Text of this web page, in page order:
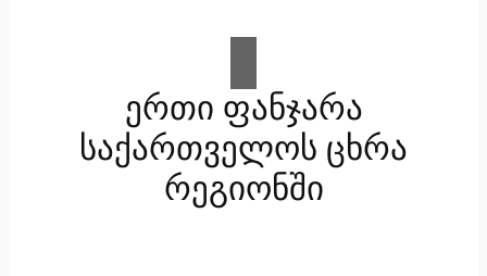
ერთი ფანჯარა
საქართველოს ცხრა
რეგიონში